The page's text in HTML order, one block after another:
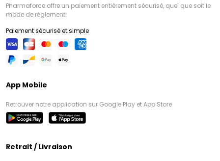
Pharmaforce offre un paiement entièrement sécurisé, quel que soit le
mode de règlement
Paiement sécurisé et simple
App Mobile
Retrouver notre application sur Google Play et App Store
Retrait / Livraison